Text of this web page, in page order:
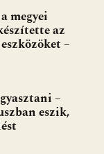
m
e
g
megyei
az
–
–
eszik,